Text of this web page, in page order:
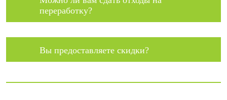
переработку?
Вы предоставляете скидки?